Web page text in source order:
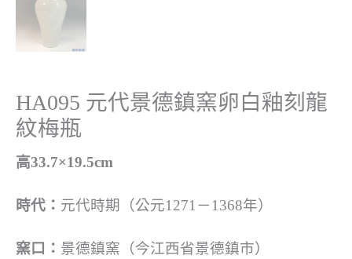
HA095 元代景德鎮窯卵白釉刻龍
紋梅瓶
高33.7×19.5cm
時代： 元代時期（公元1271－1368年）
窯口： 景德鎮窯（今江西省景德鎮市）